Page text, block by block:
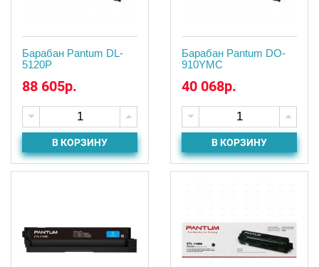
Барабан Pantum DL-
5120P
88 605р.
В КОРЗИНУ
Барабан Pantum DO-
910YMC
40 068р.
В КОРЗИНУ